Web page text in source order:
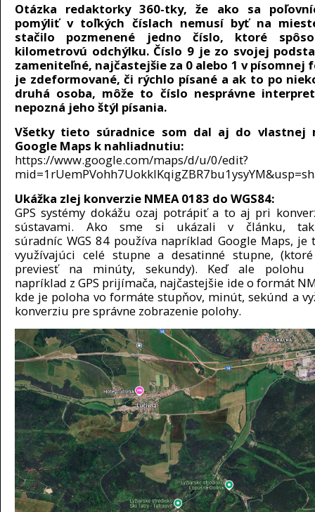
Otázka redaktorky 360-tky, že ako sa
pomýliť v toľkých číslach nemusí byť na
stačilo pozmenené jedno číslo, ktoré
kilometrovú odchýlku. Číslo 9 je zo svojej
zameniteľné, najčastejšie za 0 alebo 1 v písomnej
je zdeformované, či rýchlo písané a ak to po
druhá osoba, môže to číslo nesprávne
nepozná jeho štýl písania.
Všetky tieto súradnice som dal aj do vlastnej
Google Maps k nahliadnutiu:
https://www.google.com/maps/d/u/0/edit?
Ukážka zlej konverzie NMEA 0183 do WGS84:
GPS systémy dokážu ozaj potrápiť a to aj pri
sústavami. Ako sme si ukázali v článku,
súradníc WGS 84 používa napríklad Google Maps,
využívajúci celé stupne a desatinné stupne,
previesť na minúty, sekundy). Keď ale polohu
napríklad z GPS prijímača, najčastejšie ide o formát
kde je poloha vo formáte stupňov, minút, sekúnd a
konverziu pre správne zobrazenie polohy.